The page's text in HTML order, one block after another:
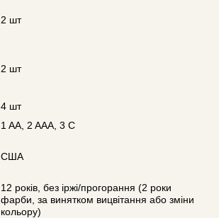
2 шт
2 шт
4 шт
1 AA, 2 AAA, 3 C
США
12 років, без іржі/прогорання (2 роки
фарби, за винятком вицвітання або зміни
кольору)